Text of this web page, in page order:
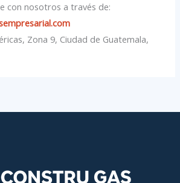
con nosotros a través de:
Zona 9, Ciudad de Guatemala,